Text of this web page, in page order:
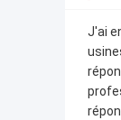
J'ai